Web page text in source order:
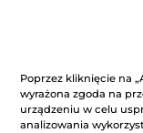
Poprzez kliknięcie na
wyrażona zgoda na
urządzeniu w celu
analizowania